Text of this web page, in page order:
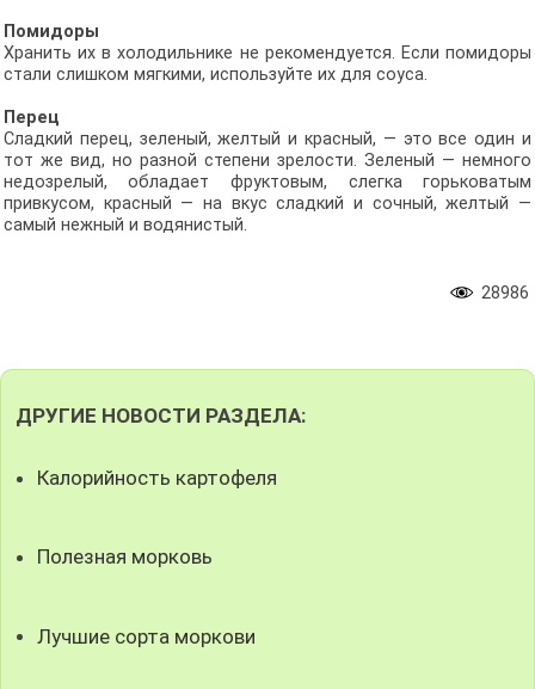
Помидоры
Хранить их в холодильнике не рекомендуется. Если помидоры
стали слишком мягкими, используйте их для соуса.
Перец
Сладкий перец, зеленый, желтый и красный, — это все один и
тот же вид, но разной степени зрелости. Зеленый — немного
недозрелый, обладает фруктовым, слегка горьковатым
привкусом, красный — на вкус сладкий и сочный, желтый —
самый нежный и водянистый.
28986
ДРУГИЕ НОВОСТИ РАЗДЕЛА:
Калорийность картофеля
Полезная морковь
Лучшие сорта моркови